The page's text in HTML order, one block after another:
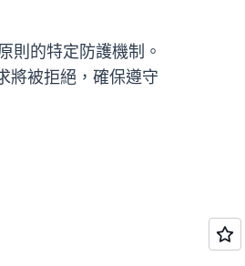
則的特定防護機制。
將被拒絕，確保遵守